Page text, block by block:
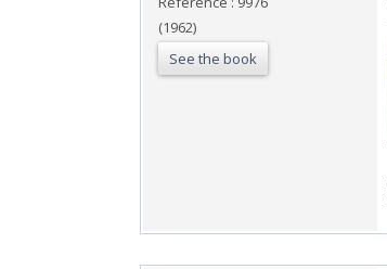
(1962)
See the book